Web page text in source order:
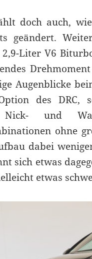
doch auch,
geändert.
Liter V6
Augenblicke
des DRC,
Nick- und
ohne
dabei
sich etwas
etwas